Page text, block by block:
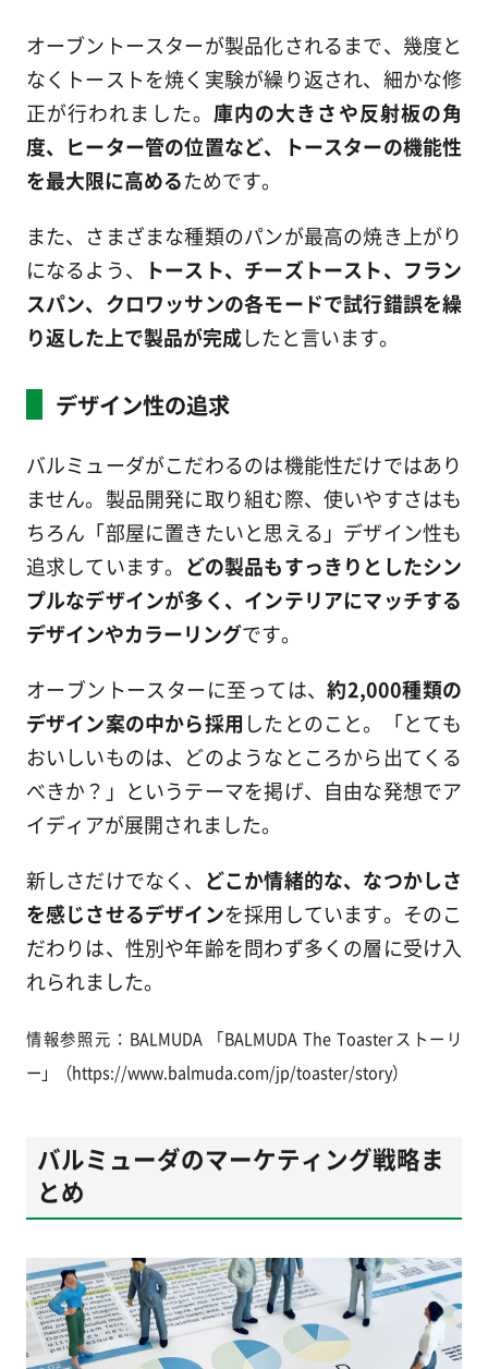
オーブントースターが製品化されるまで、幾度と
なくトーストを焼く実験が繰り返され、細かな修
正が行われました。 庫内の大きさや反射板の角
度、ヒーター管の位置など、トースターの機能性
を最大限に高めるためです。
また、さまざまな種類のパンが最高の焼き上がり
になるよう、
トースト、チーズトースト、フラン
スパン、クロワッサンの各モードで試行錯誤を繰
り返した上で製品が完成したと言います。
デザイン性の追求
バルミューダがこだわるのは機能性だけではあり
ません。製品開発に取り組む際、使いやすさはも
ちろん「部屋に置きたいと思える」デザイン性も
追求しています。 どの製品もすっきりとしたシン
プルなデザインが多く、インテリアにマッチする
デザインやカラーリングです。
オーブントースターに至っては、約2,000種類の
デザイン案の中から採用 したとのこと。「とても
おいしいものは、どのようなところから出てくる
べきか？」というテーマを掲げ、自由な発想でア
イディアが展開されました。
新しさだけでなく、 どこか情緒的な、なつかしさ
を感じさせるデザインを採用しています。そのこ
だわりは、性別や年齢を問わず多くの層に受け入
れられました。
情報参照元：BALMUDA 「BALMUDA The Toasterストーリ
ー」（https://www.balmuda.com/jp/toaster/story）
バルミューダのマーケティング戦略ま
とめ